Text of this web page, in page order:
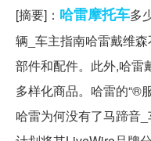
[摘要]： 哈雷摩托车多
辆_车主指南哈雷戴维
部件和配件。此外,哈雷
多样化商品。哈雷的“®
哈雷为何没有了马蹄音